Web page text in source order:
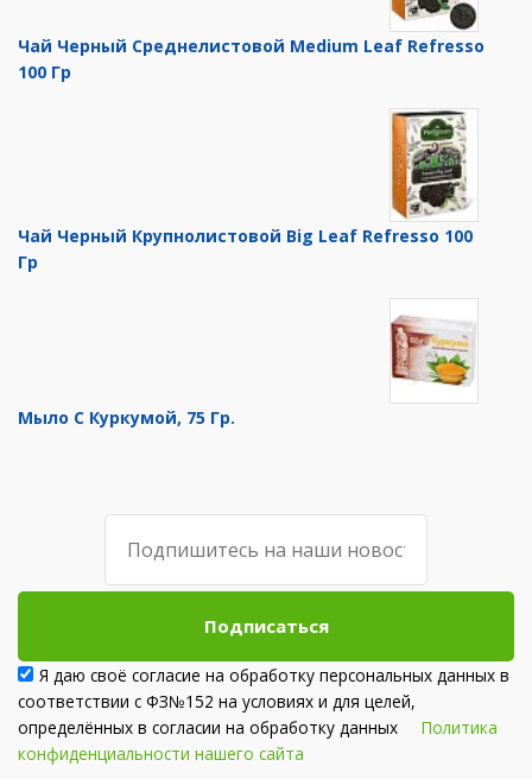
Чай Черный Среднелистовой Medium Leaf Refresso
100 Гр
Чай Черный Крупнолистовой Big Leaf Refresso 100
Гр
Мыло С Куркумой, 75 Гр.
Подписаться
Я даю своё согласие на обработку персональных данных в
соответствии с ФЗ№152 на условиях и для целей,
определённых в согласии на обработку данных Политика
конфиденциальности нашего сайта